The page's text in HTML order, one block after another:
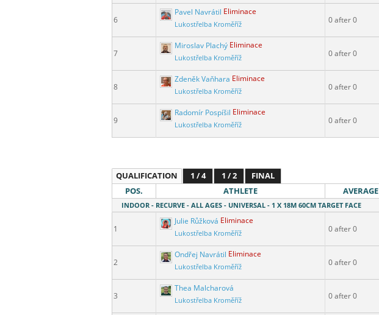
6
Pavel Navrátil Eliminace
Lukostřelba Kroměříž 0 after 0
7
Miroslav Plachý Eliminace
Lukostřelba Kroměříž 0 after 0
8
Zdeněk Vaňhara Eliminace
Lukostřelba Kroměříž 0 after 0
9
Radomír Pospíšil Eliminace
Lukostřelba Kroměříž 0 after 0
QUALIFICATION 1 / 4 1 / 2
FINAL
POS.
ATHLETE
INDOOR - RECURVE - ALL AGES - UNIVERSAL - 1 X 18M 60CM TARGET FACE
1
Julie Růžková Eliminace
Lukostřelba Kroměříž 0 after 0
2
Ondřej Navrátil Eliminace
Lukostřelba Kroměříž 0 after 0
3
Thea Malcharová
Lukostřelba Kroměříž 0 after 0